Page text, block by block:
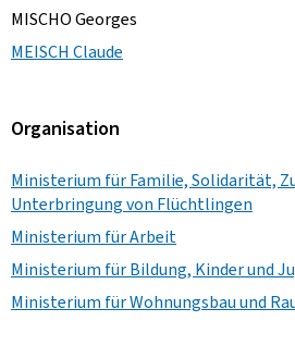
MISCHO Georges
MEISCH Claude
Organisation
Ministerium für Familie, Solidarität,
Unterbringung von Flüchtlingen
Ministerium für Arbeit
Ministerium für Bildung, Kinder und
Ministerium für Wohnungsbau und